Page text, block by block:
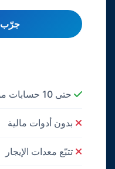
جرّب 14 يوماً مجاناً
حتى 10 حسابات موظفين
بدون أدوات مالية
تتبّع معدات الإيجار